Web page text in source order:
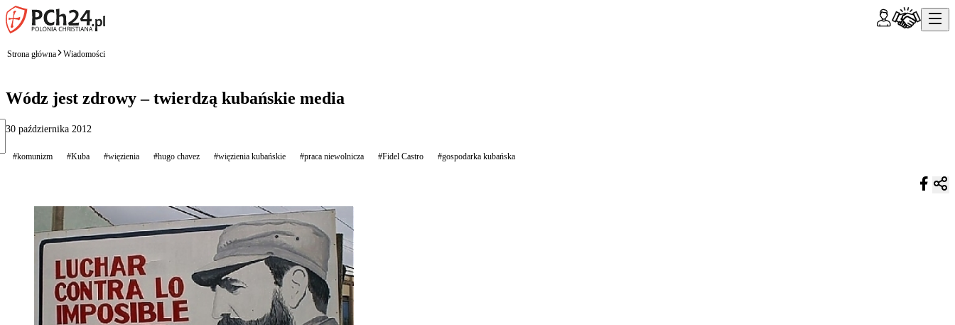
Strona główna Wiadomości
Wódz jest zdrowy – twierdzą kubańskie media
30 października 2012
#komunizm #Kuba #więzienia #hugo chavez #więzienia kubańskie #praca niewolnicza #Fidel Castro #gospodarka kubańska